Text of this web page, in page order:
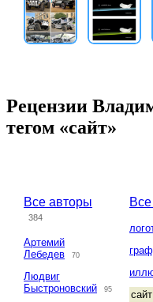
Рецензии
тегом «сайт»
Все авторы
384
Артемий
Лебедев
70
Людвиг
Быстроновский
95
Все
сайт